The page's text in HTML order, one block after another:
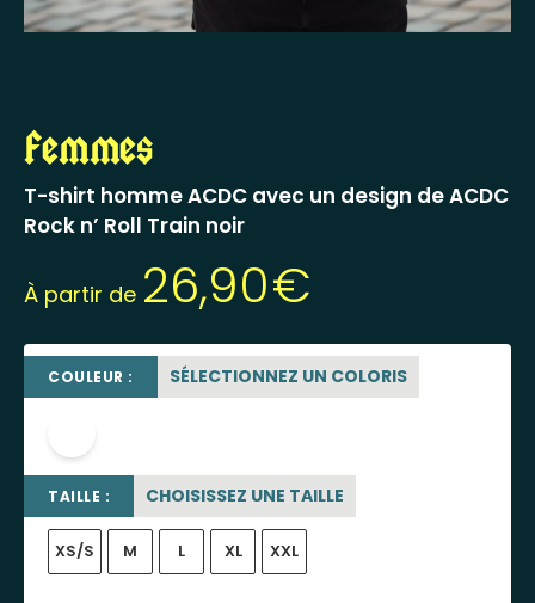
Femmes
T-shirt homme ACDC avec un design de ACDC
Rock n’ Roll Train noir
À partir de 26,90€
COULEUR : SÉLECTIONNEZ UN COLORIS
TAILLE : CHOISISSEZ UNE TAILLE
XS/S M L XL XXL